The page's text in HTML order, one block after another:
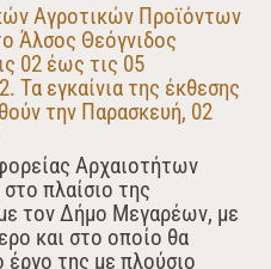
Αγροτικών Προϊόντων
Άλσος Θεόγνιδος
02 έως τις 05
Τα εγκαίνια της έκθεσης
την Παρασκευή, 02
Αρχαιοτήτων
πλαίσιο της
τον Δήμο Μεγαρέων, με
και στο οποίο θα
έργο της με πλούσιο